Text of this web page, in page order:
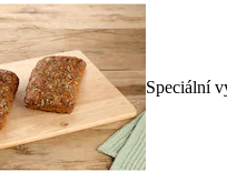
Speciální